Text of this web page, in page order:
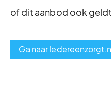
of dit aanbod ook
Ga naar